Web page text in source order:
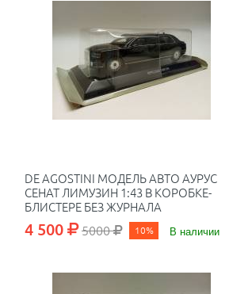
DE AGOSTINI МОДЕЛЬ АВТО АУРУС
СЕНАТ ЛИМУЗИН 1:43 В КОРОБКЕ-
БЛИСТЕРЕ БЕЗ ЖУРНАЛА
4 500 5000 10% В наличии